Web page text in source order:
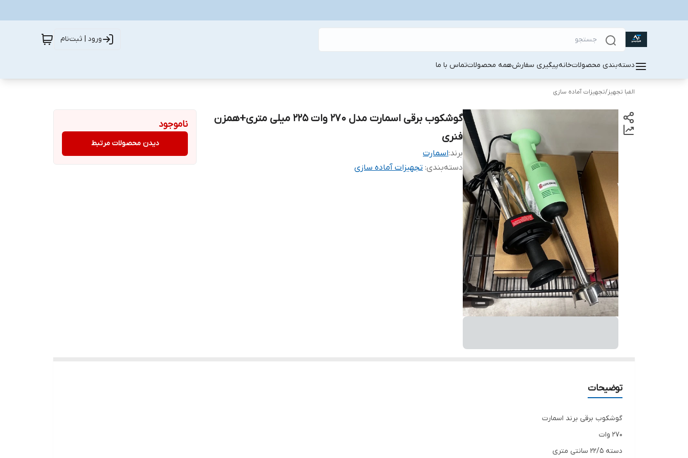
ورود | ثبت‌نام
دسته‌بندی محصولاتخانهپیگیری سفارشهمه محصولاتتماس با ما
الفبا تجهیز/تجهیزات آماده سازی
گوشکوب برقی اسمارت مدل ۲۷۰ وات ۲۲۵ میلی متری+همزن
فنری
برند:اسمارت
دسته‌بندی: تجهیزات آماده سازی
ناموجود
دیدن محصولات مرتبط
توضیحات
گوشکوب برقی برند اسمارت
۲۷۰ وات
دسته ۲۲/۵ سانتی متری